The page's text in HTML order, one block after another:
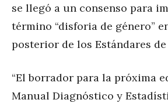
se llegó a un consenso para
término “disforia de género”
posterior de los Estándares
“El borrador para la próxima
Manual Diagnóstico y